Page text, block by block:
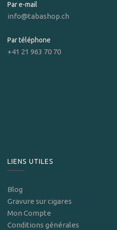
Par e-mail
info@tabashop.ch
Par téléphone
+41 21 963 70 70
LIENS UTILES
Blog
Gravure sur cigares
Mon Compte
Conditions générales